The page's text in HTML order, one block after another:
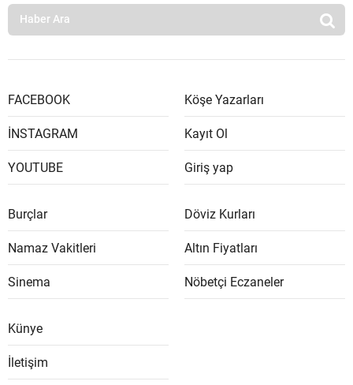
FACEBOOK
İNSTAGRAM
YOUTUBE
Köşe Yazarları
Kayıt Ol
Giriş yap
Burçlar
Namaz Vakitleri
Sinema
Döviz Kurları
Altın Fiyatları
Nöbetçi Eczaneler
Künye
İletişim